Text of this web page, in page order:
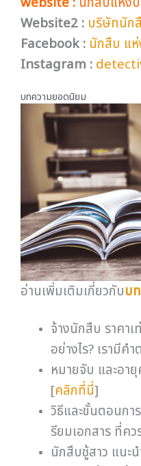
Website2 : บริษัทนัก
Facebook : นักสืบ แห่
Instagram :
บทความยอดนิยม
อ่านเพิ่มเติมเกี่ยวกับบ
จ้างนักสืบ ราคาเ
อย่างไร? เรามีค
หมายจับ และอา
[คลิกที่นี่]
วิธีและขั้นตอนกา
รียมเอกสาร ที่คว
นักสืบชู้สาว แนะ